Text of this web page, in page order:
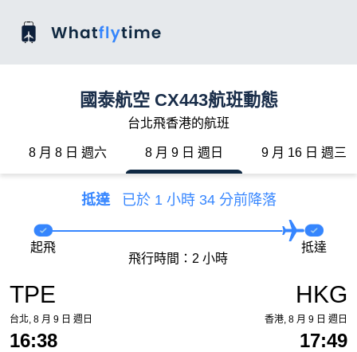
國泰航空 CX443航班動態
台北飛香港的航班
8 月 8 日 週六 8 月 9 日 週日 9 月 16 日 週三
抵達 已於 1 小時 34 分前降落
TPE
台北, 8 月 9 日 週日
16:38
起飛
飛行時間：2 小時
抵達
HKG
香港, 8 月 9 日 週日
17:49